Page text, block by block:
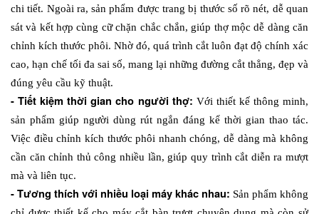
chi tiết. Ngoài ra, sản phẩm được trang bị thước số rõ nét, dễ quan
sát và kết hợp cùng cữ chặn chắc chắn, giúp thợ mộc dễ dàng căn
chỉnh kích thước phôi. Nhờ đó, quá trình cắt luôn đạt độ chính xác
cao, hạn chế tối đa sai số, mang lại những đường cắt thẳng, đẹp và
đúng yêu cầu kỹ thuật.
- Tiết kiệm thời gian cho người thợ: Với thiết kế thông minh,
sản phẩm giúp người dùng rút ngắn đáng kể thời gian thao tác.
Việc điều chỉnh kích thước phôi nhanh chóng, dễ dàng mà không
cần căn chỉnh thủ công nhiều lần, giúp quy trình cắt diễn ra mượt
mà và liên tục.
- Tương thích với nhiều loại máy khác nhau: Sản phẩm không